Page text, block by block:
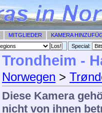
MITGLIEDER
KAMERA
Special: